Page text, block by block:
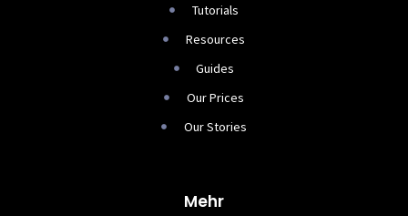
Tutorials
Resources
Guides
Our Prices
Our Stories
Mehr